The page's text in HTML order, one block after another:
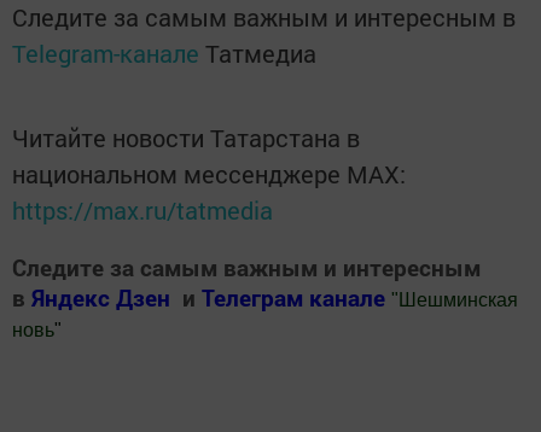
Следите за самым важным и интересным в
Telegram-канале Татмедиа
Читайте новости Татарстана в
национальном мессенджере MАХ:
https://max.ru/tatmedia
Следите за самым важным и интересным
в Яндекс Дзен и Телеграм канале " Шешминская
новь"